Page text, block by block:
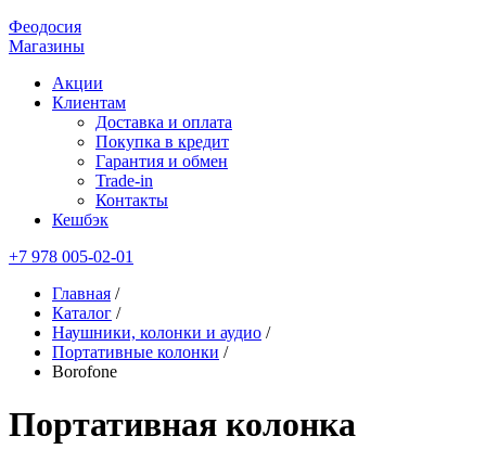
Феодосия
Магазины
Акции
Клиентам
Доставка и оплата
Покупка в кредит
Гарантия и обмен
Trade-in
Контакты
Кешбэк
+7 978 005-02-01
Главная /
Каталог /
Наушники, колонки и аудио /
Портативные колонки /
Borofone
Портативная колонка